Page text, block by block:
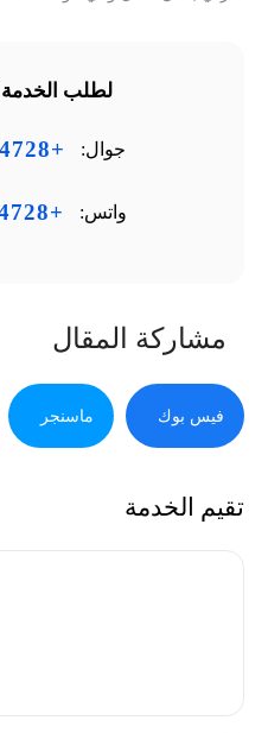
لطلب الخدمة
جوال: +201060284728
واتس: +201060284728
مشاركة المقال
فيس بوك ماسنجر
تقيم الخدمة